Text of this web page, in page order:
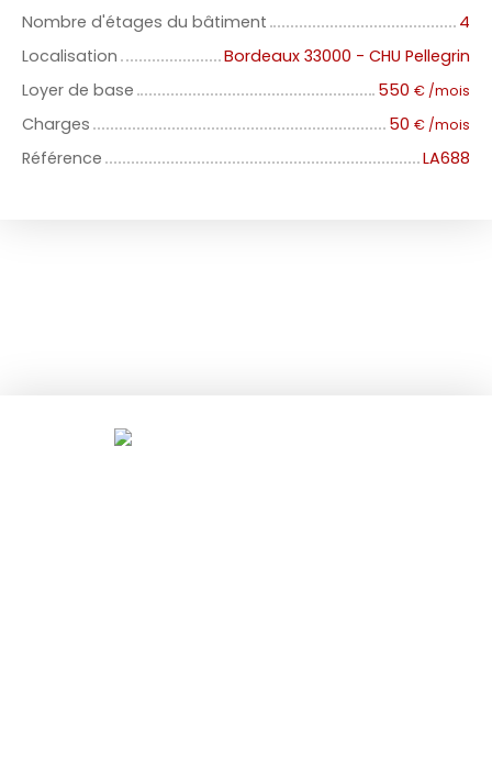
Nombre d'étages du bâtiment
4
Localisation
Bordeaux 33000 - CHU Pellegrin
Loyer de base
550 € /mois
Charges 50 € /mois
Référence LA688